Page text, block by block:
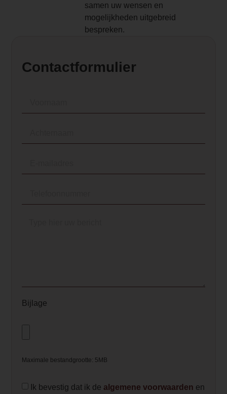
samen uw wensen en
mogelijkheden uitgebreid
bespreken.
Contactformulier
Bijlage
Maximale bestandgrootte: 5MB
Ik bevestig dat ik de algemene voorwaarden en